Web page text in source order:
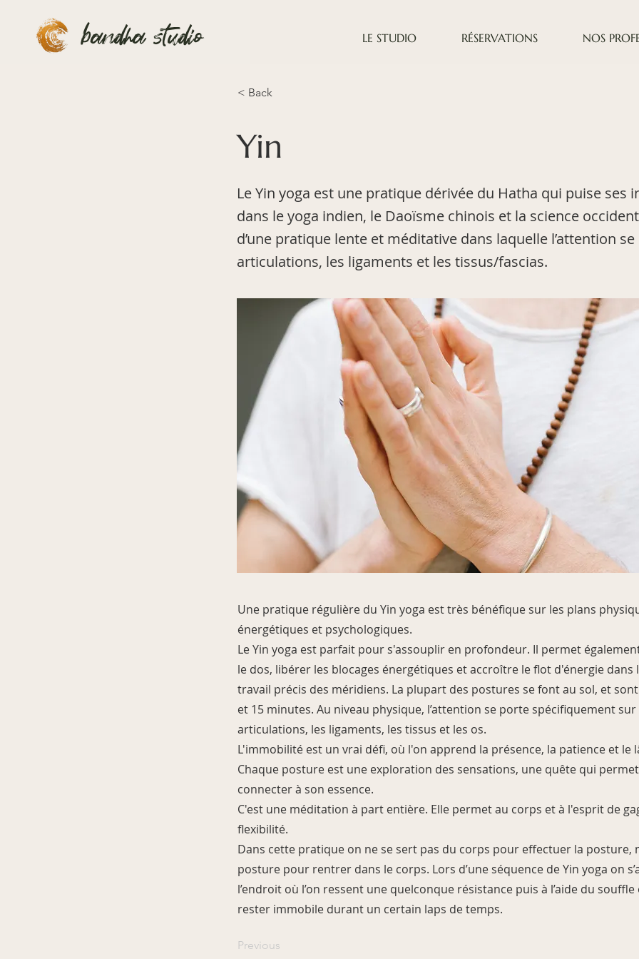
bandha studio LE STUDIO RÉSERVATIONS NOS
< Back
Yin
Le Yin yoga est une pratique dérivée du Hatha qui puise ses
dans le yoga indien, le Daoïsme chinois et la science
d’une pratique lente et méditative dans laquelle l’attention
articulations, les ligaments et les tissus/fascias.
Une pratique régulière du Yin yoga est très bénéfique sur les plans
énergétiques et psychologiques.
Le Yin yoga est parfait pour s'assouplir en profondeur. Il permet
le dos, libérer les blocages énergétiques et accroître le flot d'énergie dans
travail précis des méridiens. La plupart des postures se font au sol, et
et 15 minutes. Au niveau physique, l’attention se porte spécifiquement sur
articulations, les ligaments, les tissus et les os.
L'immobilité est un vrai défi, où l'on apprend la présence, la patience et le
Chaque posture est une exploration des sensations, une quête qui
connecter à son essence.
C'est une méditation à part entière. Elle permet au corps et à l'esprit de
flexibilité.
Dans cette pratique on ne se sert pas du corps pour effectuer la posture,
posture pour rentrer dans le corps. Lors d’une séquence de Yin yoga on
l’endroit où l’on ressent une quelconque résistance puis à l’aide du souffle
rester immobile durant un certain laps de temps.
Previous